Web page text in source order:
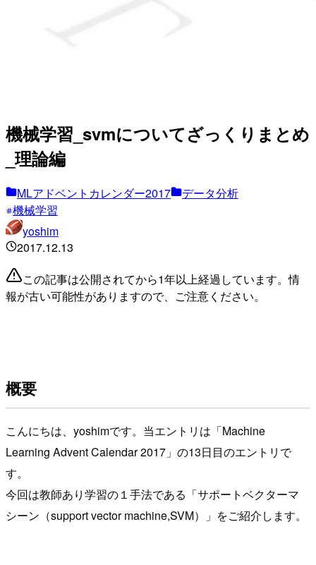
機械学習_svmについてざっくりまとめ
_理論編
MLアドベントカレンダー2017
データ分析
機械学習
yoshim
2017.12.13
この記事は公開されてから1年以上経過しています。情
報が古い可能性がありますので、ご注意ください。
概要
こんにちは、yoshimです。当エントリは「Machine
Learning Advent Calendar 2017」の13日目のエントリで
す。
今回は教師あり学習の１手法である「サポートベクターマ
シーン（support vector machine,SVM）」をご紹介します。